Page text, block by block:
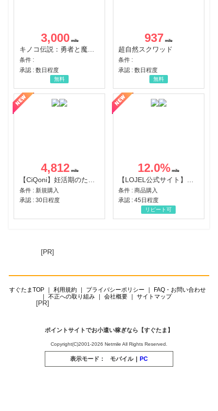
3,000
キノコ伝説：勇者と魔法のランプ
条件 :
承認 : 数日程度
無料
937
超自然スクワッド
条件 :
承認 : 数日程度
無料
4,812
条件 : 新規購入
承認 : 30日程度
12.0%
条件 : 商品購入
承認 : 45日程度
リピート可
[PR]
すぐたまTOP 利用規約 プライバシーポリシー
FAQ・お問い合わせ
不正への取り組み
会社概要 サイトマップ
[PR]
ポイントサイトでお小遣い稼ぎなら【すぐたま】
Copyright(C)2001-2026 Netmile All Rights Reserved.
表示モード： モバイル | PC